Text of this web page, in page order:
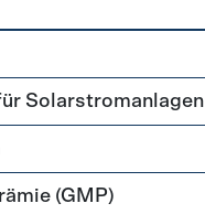
Solarstromanlagen
(GMP)